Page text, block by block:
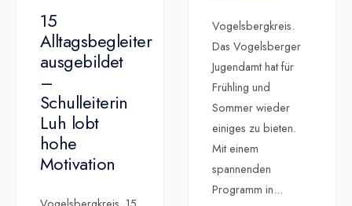
Vogelsbergkreis.
Das Vogelsberger
Jugendamt hat für
Frühling und
Sommer wieder
einiges zu bieten.
Mit einem
spannenden
Programm in...
15
Alltagsbegleiter
ausgebildet
–
Schulleiterin
Luh lobt
hohe
Motivation